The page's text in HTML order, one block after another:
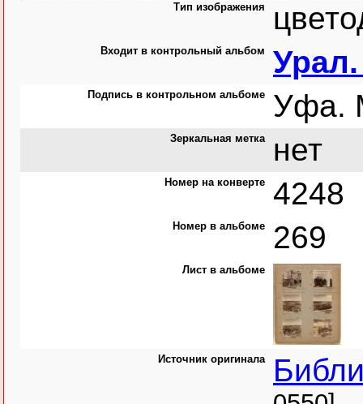
Тип изображения
Входит в контрольный альбом
Подпись в контрольном альбоме Уфа.
Зеркальная метка нет
Номер на конверте 4248
Номер в альбоме 269
Лист в альбоме
Источник оригинала